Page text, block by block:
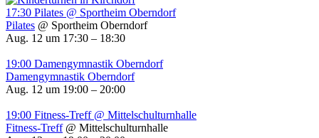
17:30 Pilates @ Sportheim Oberndorf
Pilates @ Sportheim Oberndorf
Aug. 12 um 17:30 – 18:30
19:00 Damengymnastik Oberndorf
Damengymnastik Oberndorf
Aug. 12 um 19:00 – 20:00
19:00 Fitness-Treff @ Mittelschulturnhalle
Fitness-Treff @ Mittelschulturnhalle